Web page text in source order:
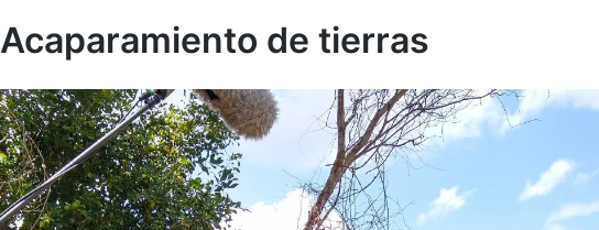
Acaparamiento de tierras